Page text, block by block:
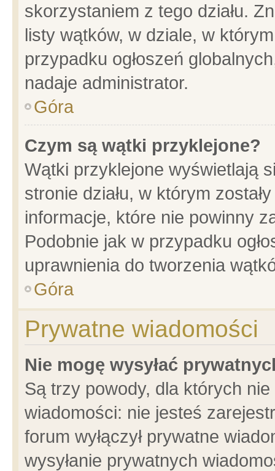
skorzystaniem z tego działu.
listy wątków, w dziale, w
przypadku ogłoszeń
nadaje administrator.
Góra
Czym są wątki przyklejone?
Wątki przyklejone wyświetlają
stronie działu, w którym
informacje, które nie powinny
Podobnie jak w przypadku
uprawnienia do tworzenia
Góra
Prywatne wiadomości
Nie mogę wysyłać
Są trzy powody, dla których
wiadomości: nie jesteś
forum wyłączył prywatne
wysyłanie prywatnych